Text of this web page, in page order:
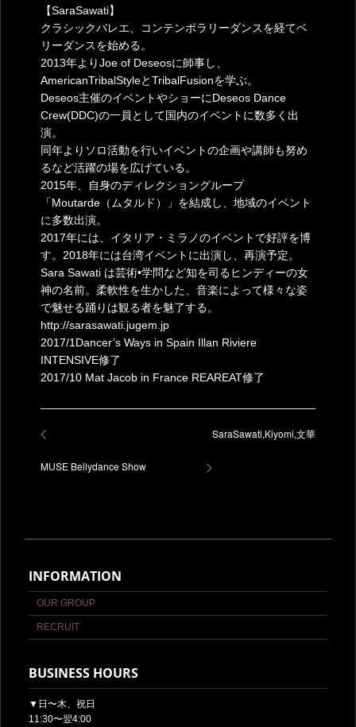
【SaraSawati】
クラシックバレエ、コンテンポラリーダンスを経てベ
リーダンスを始める。
2013年よりJoe of Deseosに師事し、
AmericanTribalStyleとTribalFusionを学ぶ。
Deseos主催のイベントやショーにDeseos Dance
Crew(DDC)の一員として国内のイベントに数多く出
演。
同年よりソロ活動を行いイベントの企画や講師も努め
るなど活躍の場を広げている。
2015年、自身のディレクショングループ
「Moutarde（ムタルド）」を結成し、地域のイベント
に多数出演。
2017年には、イタリア・ミラノのイベントで好評を博
す。2018年には台湾イベントに出演し、再演予定。
Sara Sawati は芸術•学問など知を司るヒンディーの女
神の名前。柔軟性を生かした、音楽によって様々な姿
で魅せる踊りは観る者を魅了する。
http://sarasawati.jugem.jp
2017/1Dancer’s Ways in Spain Illan Riviere
INTENSIVE修了
2017/10 Mat Jacob in France REAREAT修了
MUSE Bellydance Show
SaraSawati,Kiyomi,文華
INFORMATION
OUR GROUP
RECRUIT
BUSINESS HOURS
▼日〜木、祝日
11:30〜翌4:00